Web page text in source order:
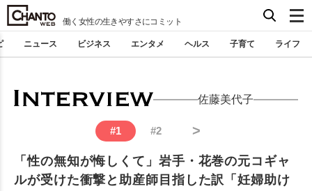
働く女性の生きやすさにコミット
ニュース ビジネス エンタメ ヘルス 子育て ライフ
佐藤美代子
#1 #2 >
「性の無知が悔しくて」岩手・花巻の元コギャ
ルが受けた衝撃と助産師目指した訳「妊婦助け